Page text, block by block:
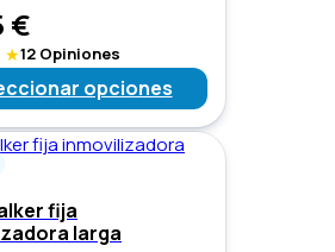
€
★12 Opiniones
opciones
fija
larga